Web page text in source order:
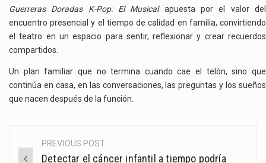
Guerreras Doradas K-Pop: El Musicalapuesta por el valor del
encuentro presencial y el tiempo de calidad en familia, convirtiendo
el teatro en un espacio para sentir, reflexionar y crear recuerdos
compartidos.
Un plan familiar que no termina cuando cae el telón, sino que
continúa en casa, en las conversaciones, las preguntas y los sueños
que nacen después de la función.
PostPREVIOUS POST
Detectar el cáncer infantil a tiempo podría